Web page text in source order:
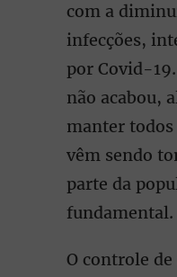
com a
infecções,
por Covid-
não acabou,
manter todos
vêm sendo
parte da
fundamental.
O controle de